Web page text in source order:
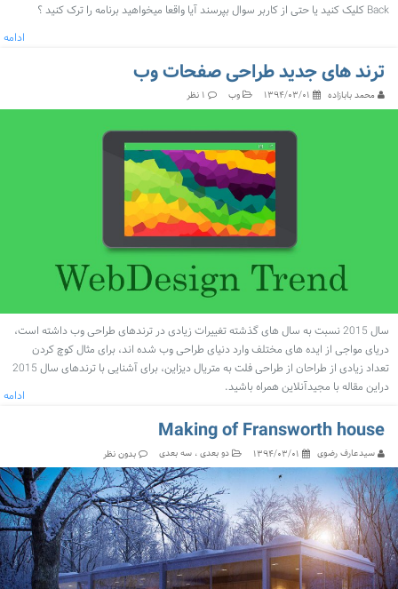
Back کلیک کنید یا حتی از کاربر سوال بپرسند آیا واقعا میخواهید برنامه را ترک کنید ؟
ادامه
ترند های جدید طراحی صفحات وب
محمد بابازاده وب
سال 2015 نسبت به سال های گذشته تغییرات زیادی در ترندهای طراحی وب داشته است،
دریای مواجی از ایده های مختلف وارد دنیای طراحی وب شده اند، برای مثال کوچ کردن
تعداد زیادی از طراحان از طراحی فلت به متریال دیزاین، برای آشنایی با ترندهای سال 2015
دراین مقاله با مجیدآنلاین همراه باشید.
ادامه
Making of Fransworth house
سیدعارف رضوی دو بعدی سه بعدی بدون نظر